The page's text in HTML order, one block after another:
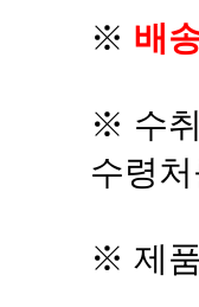
※ 배
※ 수
수령
※ 제